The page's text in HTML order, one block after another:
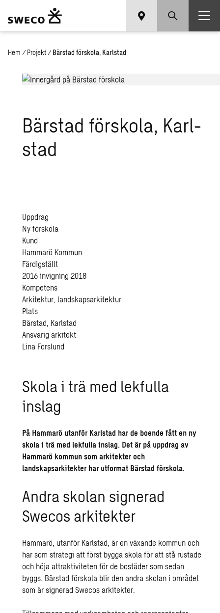
Hem / Projekt / Bärstad förskola, Karlstad
Bärstad för­sko­la, Karl­
stad
Uppdrag
Ny förskola
Kund
Hammarö Kommun
Färdigställt
2016 invigning 2018
Kompetens
Arkitektur, landskapsarkitektur
Plats
Bärstad, Karlstad
Ansvarig arkitekt
Lina Forslund
Skola i trä med lekfulla
inslag
På Hammarö utanför Karlstad har de boende fått en ny
skola i trä med lekfulla inslag. Det är på uppdrag av
Hammarö kommun som arkitekter och
landskapsarkitekter har utformat Bärstad förskola.
Andra skolan signerad
Swecos arkitekter
Hammarö, utanför Karlstad, är en växande kommun och
har som strategi att först bygga skola för att stå rustade
och höja attraktiviteten för de bostäder som sedan
byggs. Bärstad förskola blir den andra skolan i området
som är signerad Swecos arkitekter.